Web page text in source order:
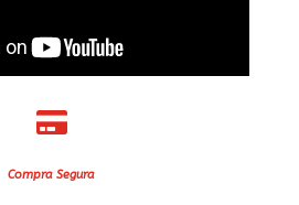

Compra Segura